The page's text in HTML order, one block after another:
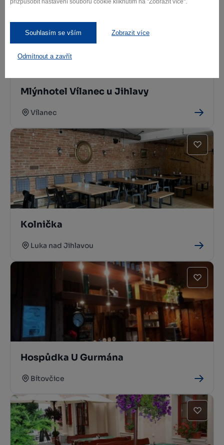
přizpůsobit nastavení souborů cookie kliknutím na "Zobrazit více".
Souhlasím se vším Zobrazit více
Odmítnout a zavřít
Mlýnhotel Vílanec u Jihlavy
Vílanec
Kolnička
Luka nad Jihlavou
Hospůdka U Gurmána
Bítovčice